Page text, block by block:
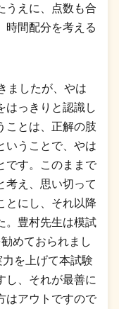
うえに、点数も合
時間配分を考える
ましたが、やは
はっきりと認識し
ことは、正解の肢
いうことで、やは
です。このままで
考え、思い切って
とにし、それ以降
。豊村先生は模試
めておられまし
を上げて本試験
し、それが最善に
はアウトですので